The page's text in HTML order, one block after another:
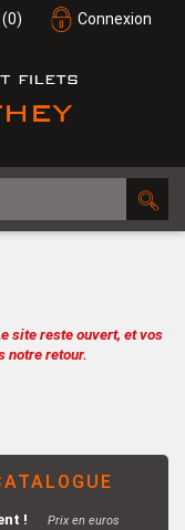
Connexion
(0)
site reste ouvert, et vos
notre retour.
! Prix en euros